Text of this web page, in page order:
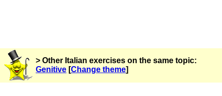
> Other Italian exercises on the same topic:
Genitive [Change theme]